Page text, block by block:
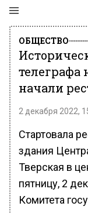
ОБЩЕСТВО
телеграфа
начали
2 декабря 2022,
Стартовала
здания
Тверская в
пятницу, 2
Комитета